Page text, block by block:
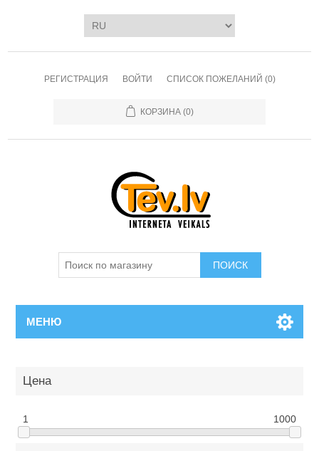
РЕГИСТРАЦИЯ ВОЙТИ СПИСОК ПОЖЕЛАНИЙ (0)
КОРЗИНА (0)
ПОИСК
МЕНЮ
Цена
1 1000